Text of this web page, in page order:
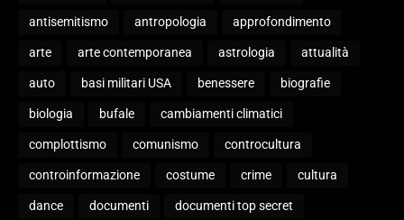
antisemitismo antropologia approfondimento
arte arte contemporanea astrologia attualità
auto basi militari USA benessere biografie
biologia bufale cambiamenti climatici
complottismo comunismo controcultura
controinformazione costume crime cultura
dance documenti documenti top secret